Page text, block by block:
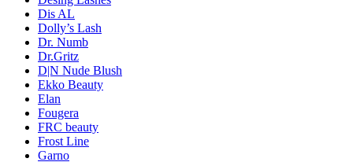
Dis AL
Dolly’s Lash
Dr. Numb
Dr.Gritz
D|N Nude Blush
Ekko Beauty
Elan
Fougera
FRC beauty
Frost Line
Garno